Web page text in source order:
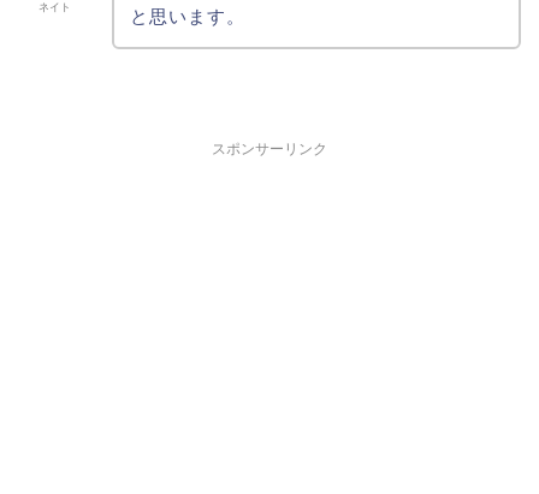
ネイト
と思います。
スポンサーリンク